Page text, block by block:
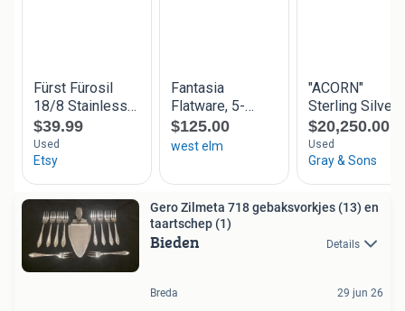
Gero Zilmeta 718 gebaksvorkjes (13) en
taartschep (1)
Bieden Details
Breda 29 jun 26